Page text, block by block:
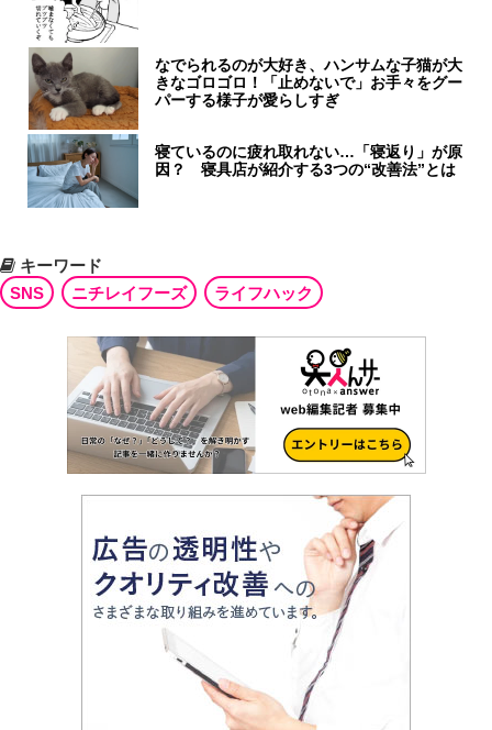
なでられるのが大好き、ハンサムな子猫が大
きなゴロゴロ！「止めないで」お手々をグー
パーする様子が愛らしすぎ
寝ているのに疲れ取れない…「寝返り」が原
因？ 寝具店が紹介する3つの“改善法”とは
キーワード
SNS
ニチレイフーズ ライフハック